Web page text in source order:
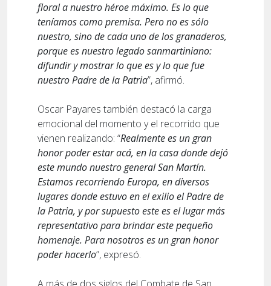
floral a nuestro héroe máximo. Es lo que
teníamos como premisa. Pero no es sólo
nuestro, sino de cada uno de los granaderos,
porque es nuestro legado sanmartiniano:
difundir y mostrar lo que es y lo que fue
nuestro Padre de la Patria”, afirmó.
Oscar Payares también destacó la carga
emocional del momento y el recorrido que
vienen realizando: “Realmente es un gran
honor poder estar acá, en la casa donde dejó
este mundo nuestro general San Martín.
Estamos recorriendo Europa, en diversos
lugares donde estuvo en el exilio el Padre de
la Patria, y por supuesto este es el lugar más
representativo para brindar este pequeño
homenaje. Para nosotros es un gran honor
poder hacerlo”, expresó.